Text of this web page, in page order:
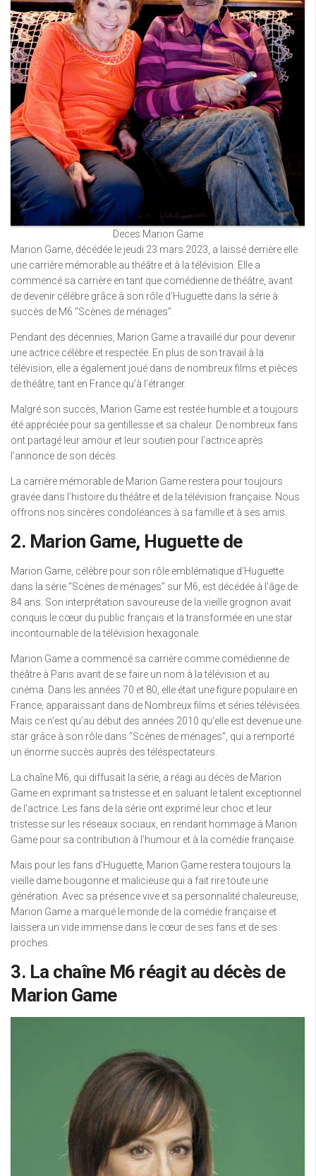
Deces Marion Game
Marion Game, décédée le jeudi 23 mars 2023, a laissé derrière elle
une carrière mémorable au théâtre et à la télévision. Elle a
commencé sa carrière en tant que comédienne de théâtre, avant
de devenir célèbre grâce à son rôle d’Huguette dans la série à
succès de M6 “Scènes de ménages”.
Pendant des décennies, Marion Game a travaillé dur pour devenir
une actrice célèbre et respectée. En plus de son travail à la
télévision, elle a également joué dans de nombreux films et pièces
de théâtre, tant en France qu’à l’étranger.
Malgré son succès, Marion Game est restée humble et a toujours
été appréciée pour sa gentillesse et sa chaleur. De nombreux fans
ont partagé leur amour et leur soutien pour l’actrice après
l’annonce de son décès.
La carrière mémorable de Marion Game restera pour toujours
gravée dans l’histoire du théâtre et de la télévision française. Nous
offrons nos sincères condoléances à sa famille et à ses amis.
2. Marion Game, Huguette de
Marion Game, célèbre pour son rôle emblématique d’Huguette
dans la série “Scènes de ménages” sur M6, est décédée à l’âge de
84 ans. Son interprétation savoureuse de la vieille grognon avait
conquis le cœur du public français et la transformée en une star
incontournable de la télévision hexagonale.
Marion Game a commencé sa carrière comme comédienne de
théâtre à Paris avant de se faire un nom à la télévision et au
cinéma. Dans les années 70 et 80, elle était une figure populaire en
France, apparaissant dans de Nombreux films et séries télévisées.
Mais ce n’est qu’au début des années 2010 qu’elle est devenue une
star grâce à son rôle dans “Scènes de ménages”, qui a remporté
un énorme succès auprès des téléspectateurs.
La chaîne M6, qui diffusait la série, a réagi au décès de Marion
Game en exprimant sa tristesse et en saluant le talent exceptionnel
de l’actrice. Les fans de la série ont exprimé leur choc et leur
tristesse sur les réseaux sociaux, en rendant hommage à Marion
Game pour sa contribution à l’humour et à la comédie française.
Mais pour les fans d’Huguette, Marion Game restera toujours la
vieille dame bougonne et malicieuse qui a fait rire toute une
génération. Avec sa présence vive et sa personnalité chaleureuse,
Marion Game a marqué le monde de la comédie française et
laissera un vide immense dans le cœur de ses fans et de ses
proches.
3. La chaîne M6 réagit au décès de
Marion Game